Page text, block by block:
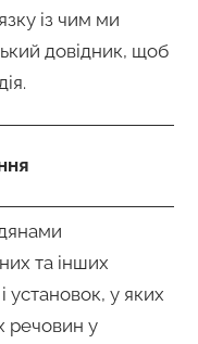
із чим ми
довідник, щоб
та інших
установок, у яких
речовин у